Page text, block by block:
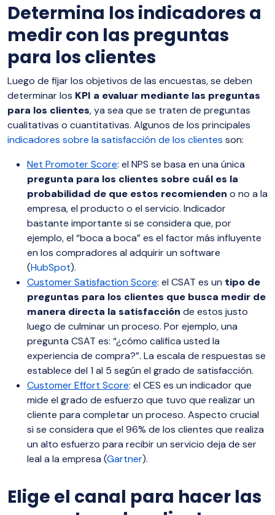
Determina los indicadores a
medir con las preguntas
para los clientes
Luego de fijar los objetivos de las encuestas, se deben
determinar los KPI a evaluar mediante las preguntas
para los clientes, ya sea que se traten de preguntas
cualitativas o cuantitativas. Algunos de los principales
indicadores sobre la satisfacción de los clientes son:
Net Promoter Score: el NPS se basa en una única
pregunta para los clientes sobre cuál es la
probabilidad de que estos recomienden o no a la
empresa, el producto o el servicio. Indicador
bastante importante si se considera que, por
ejemplo, el “boca a boca” es el factor más influyente
en los compradores al adquirir un software
(HubSpot).
Customer Satisfaction Score: el CSAT es un tipo de
preguntas para los clientes que busca medir de
manera directa la satisfacción de estos justo
luego de culminar un proceso. Por ejemplo, una
pregunta CSAT es: “¿cómo califica usted la
experiencia de compra?”. La escala de respuestas se
establece del 1 al 5 según el grado de satisfacción.
Customer Effort Score: el CES es un indicador que
mide el grado de esfuerzo que tuvo que realizar un
cliente para completar un proceso. Aspecto crucial
si se considera que el 96% de los clientes que realiza
un alto esfuerzo para recibir un servicio deja de ser
leal a la empresa (Gartner).
Elige el canal para hacer las